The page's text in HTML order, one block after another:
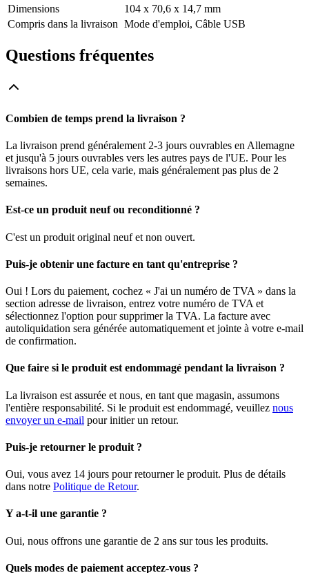
Dimensions
104 x 70,6 x 14,7 mm
Compris dans la livraison Mode d'emploi, Câble USB
Questions fréquentes
Combien de temps prend la livraison ?
La livraison prend généralement 2-3 jours ouvrables en Allemagne
et jusqu'à 5 jours ouvrables vers les autres pays de l'UE. Pour les
livraisons hors UE, cela varie, mais généralement pas plus de 2
semaines.
Est-ce un produit neuf ou reconditionné ?
C'est un produit original neuf et non ouvert.
Puis-je obtenir une facture en tant qu'entreprise ?
Oui ! Lors du paiement, cochez « J'ai un numéro de TVA » dans la
section adresse de livraison, entrez votre numéro de TVA et
sélectionnez l'option pour supprimer la TVA. La facture avec
autoliquidation sera générée automatiquement et jointe à votre e-mail
de confirmation.
Que faire si le produit est endommagé pendant la livraison ?
La livraison est assurée et nous, en tant que magasin, assumons
l'entière responsabilité. Si le produit est endommagé, veuillez nous
envoyer un e-mail pour initier un retour.
Puis-je retourner le produit ?
Oui, vous avez 14 jours pour retourner le produit. Plus de détails
dans notre Politique de Retour.
Y a-t-il une garantie ?
Oui, nous offrons une garantie de 2 ans sur tous les produits.
Quels modes de paiement acceptez-vous ?